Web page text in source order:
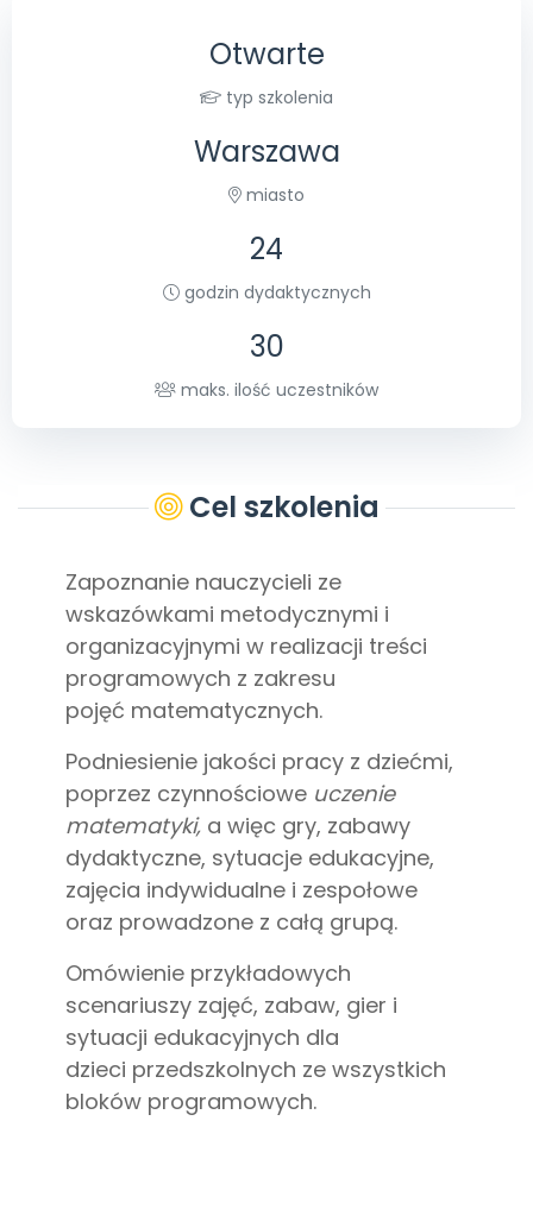
Otwarte
typ szkolenia
Warszawa
miasto
24
godzin dydaktycznych
30
maks. ilość uczestników
Cel szkolenia
Zapoznanie nauczycieli ze
wskazówkami metodycznymi i
organizacyjnymi w realizacji treści
programowych z zakresu
pojęć matematycznych.
Podniesienie jakości pracy z dziećmi,
poprzez czynnościowe uczenie
matematyki, a więc gry, zabawy
dydaktyczne, sytuacje edukacyjne,
zajęcia indywidualne i zespołowe
oraz prowadzone z całą grupą.
Omówienie przykładowych
scenariuszy zajęć, zabaw, gier i
sytuacji edukacyjnych dla
dzieci przedszkolnych ze wszystkich
bloków programowych.